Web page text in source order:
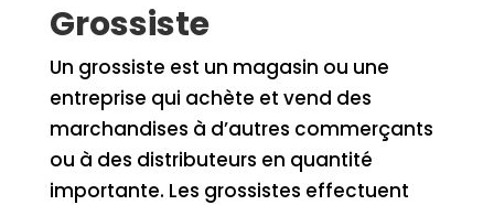
Grossiste
Un grossiste est un magasin ou une
entreprise qui achète et vend des
marchandises à d’autres commerçants
ou à des distributeurs en quantité
importante. Les grossistes effectuent